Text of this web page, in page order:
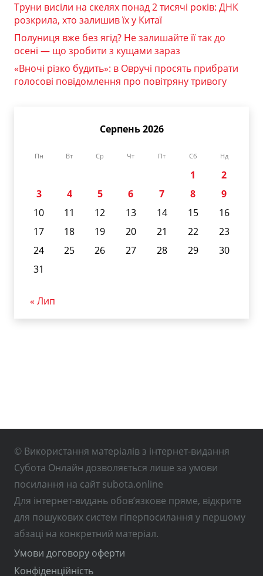
Труни висіли на скелях понад 2 тисячі років: ДНК
розкрила, хто залишив їх у Китаї
Полуниця вже без ягід? Не залишайте її так до
осені — що зробити з кущами зараз
«Вночі різко будить»: в Овручі просять прибрати
голосові повідомлення про повітряну тривогу
Серпень 2026
Пн Вт Ср Чт Пт Сб Нд
1
2
3
4 5 6 7 8
9
10
11 12 13 14 15
16
17
18 19 20 21 22
23
24
25 26 27 28 29
30
31
« Лип
© Використання матеріалів з інтернет-видання
Субота Онлайн дозволяється лише за умови
посилання на сайт subota.online
Для інтернет-видань обов’язкове пряме, відкрите
для пошукових систем гіперпосилання у першому
абзаці на конкретний матеріал.
Умови договору оферти
Конфіденційність